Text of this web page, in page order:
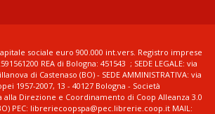
capitale sociale euro 900.000 int.vers. Registro imprese
REA di Bologna: 451543 ; SEDE LEGALE: via
di Castenaso (BO) - SEDE AMMINISTRATIVA: via
1957-2007, 13 - 40127 Bologna - Società
Direzione e Coordinamento di Coop Alleanza 3.0
PEC: libreriecoopspa@pec.librerie.coop.it MAIL: